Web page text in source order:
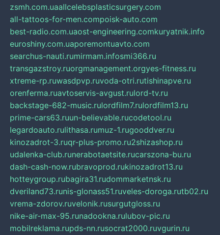
zsmh.com.uaallcelebsplasticsurgery.com
all-tattoos-for-men.compoisk-auto.com
best-radio.com.uaost-engineering.comkuryatnik.info
euroshiny.com.uaporemontuavto.com
searchus-nauti.rumirmam.infosmi366.ru
transgazstroy.ruorgmanagement.orgyes-fitness.ru
xtreme-rp.ruwasdpvp.ruvoda-otri.rutishinapve.ru
orenferma.ruavtoservis-avgust.rulord-tv.ru
backstage-682-music.rulordfilm7.rulordfilm13.ru
prime-cars63.ruun-believable.rucodetool.ru
legardoauto.rulithasa.rumuz-1.rugooddver.ru
kinozadrot-3.ruqr-plus-promo.ru2shizashop.ru
udalenka-club.runerabotaetsite.rucarszona-bu.ru
dash-cash-now.rubravoprod.rukinozadrot13.ru
hotteygroup.rubagira31.rudommarketnsk.ru
dveriland73.runis-glonass51.ruveles-doroga.rutb02.ru
vrema-zdorov.ruvelonik.rusurgutgloss.ru
nike-air-max-95.runadookna.rulubov-pic.ru
mobilreklama.rupds-nn.rusocrat2000.ruvgurin.ru